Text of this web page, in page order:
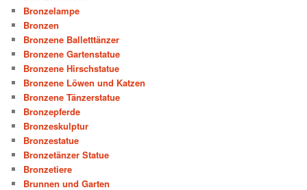
Bronzelampe
Bronzen
Bronzene Balletttänzer
Bronzene Gartenstatue
Bronzene Hirschstatue
Bronzene Löwen und Katzen
Bronzene Tänzerstatue
Bronzepferde
Bronzeskulptur
Bronzestatue
Bronzetänzer Statue
Bronzetiere
Brunnen und Garten